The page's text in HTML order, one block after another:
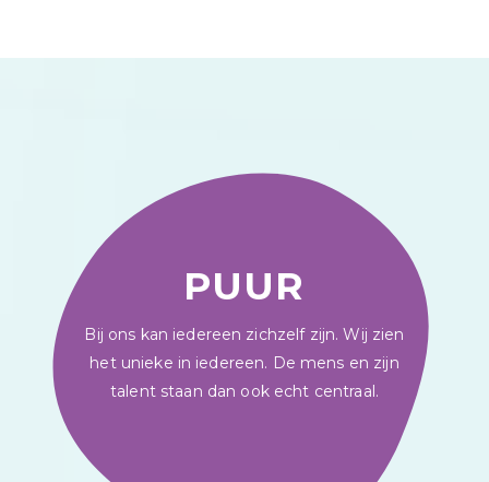
PUUR
Bij ons kan iedereen zichzelf zijn. Wij zien
het unieke in iedereen. De mens en zijn
talent staan dan ook echt centraal.